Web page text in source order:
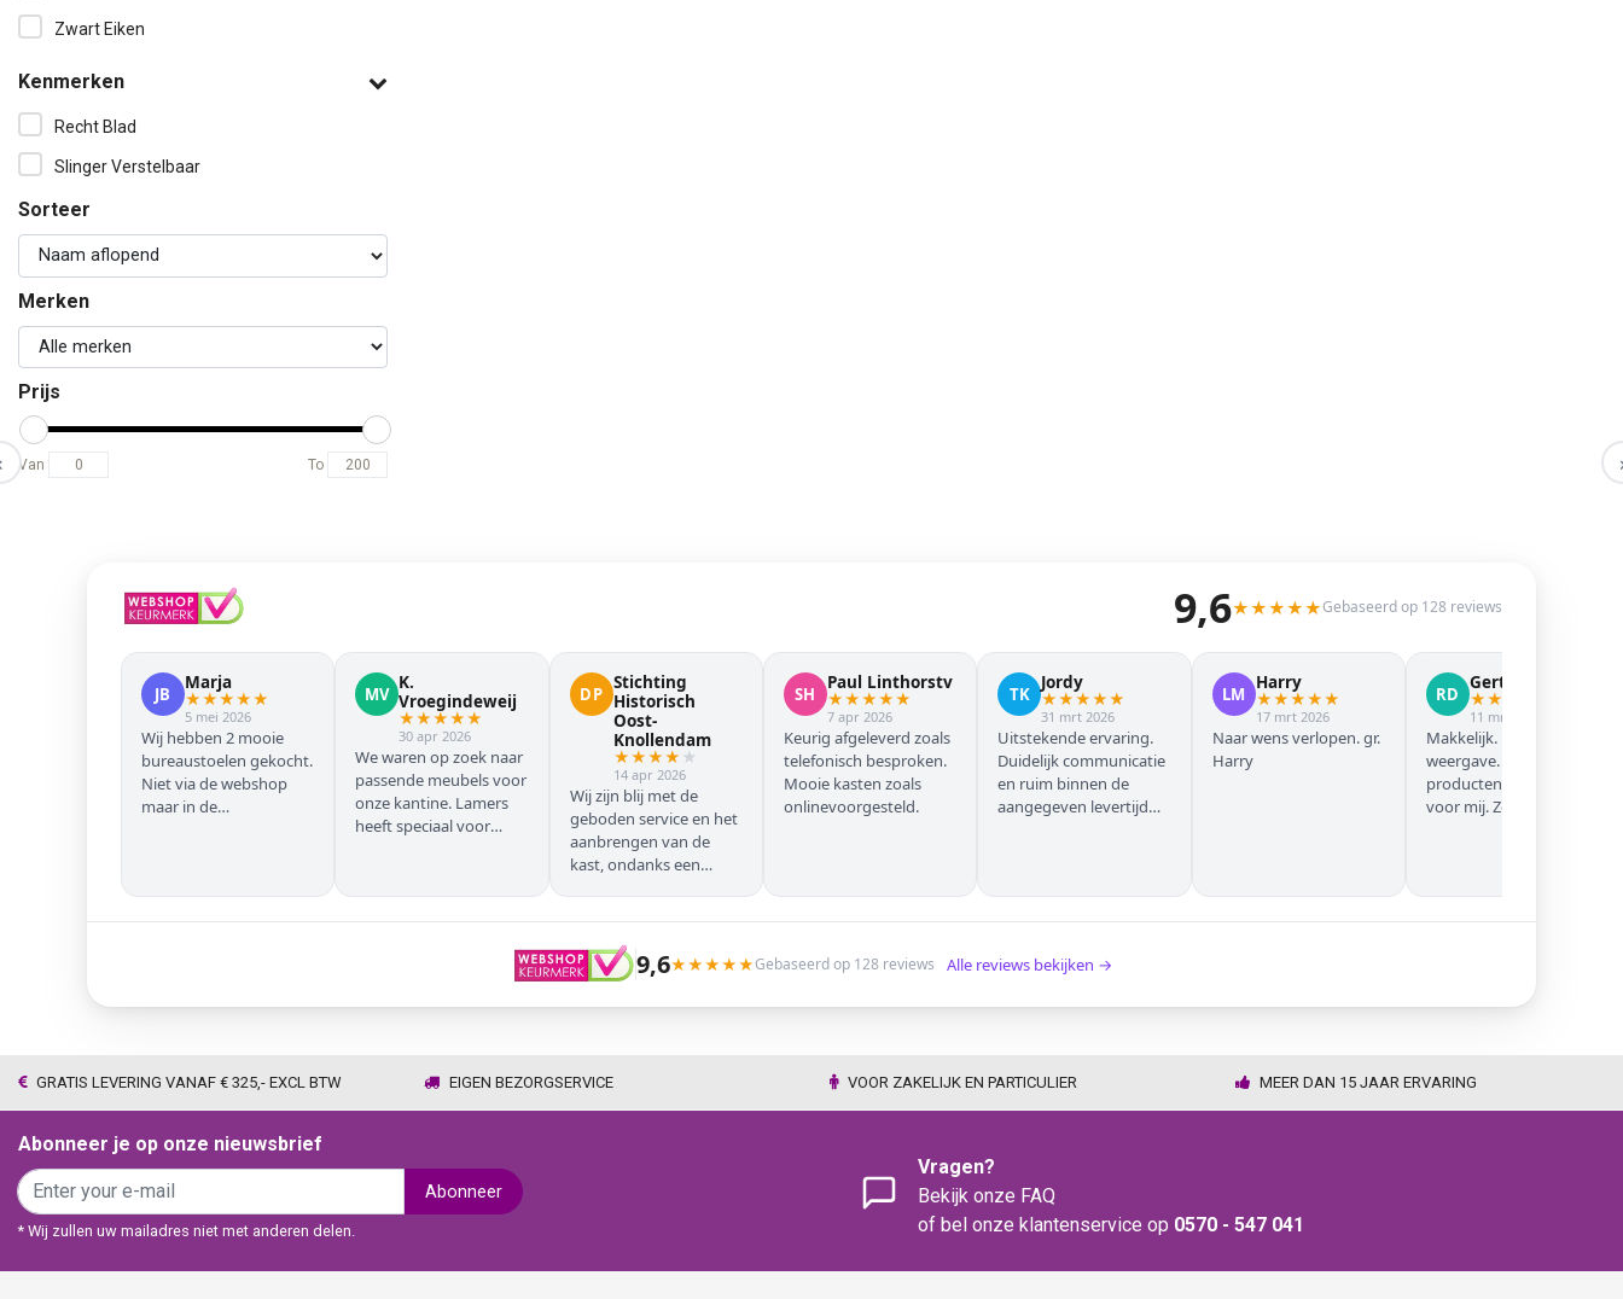
Zwart Eiken
Kenmerken
Recht Blad
Slinger Verstelbaar
Sorteer
Merken
Prijs
Van To
9,6★★★★★Gebaseerd op 128 reviews
JB
Marja
★★★★★
5 mei 2026
Wij hebben 2 mooie
bureaustoelen gekocht.
Niet via de webshop
maar in de
MV
K.
Vroegindeweij
★★★★★
30 apr 2026
We waren op zoek naar
passende meubels voor
onze kantine. Lamers
heeft speciaal voor
zodat we geen beuken
met eiken door elkaar
DP
Stichting
Historisch
Oost-
Knollendam
★★★★ ★
14 apr 2026
Wij zijn blij met de
geboden service en het
aanbrengen van de
kast, ondanks een
wij dit vooraf gemeld),
maar dat ging zonder
problemen. Nogmaals
SH
Paul Linthorstv
★★★★★
7 apr 2026
Keurig afgeleverd zoals
telefonisch besproken.
Mooie kasten zoals
onlinevoorgesteld.
TK
Jordy
★★★★★
31 mrt 2026
Uitstekende ervaring.
Duidelijk communicatie
en ruim binnen de
aangegeven levertijd
LM
Harry
★★★★★
17 mrt 2026
Naar wens verlopen. gr.
Harry
RD
Gert Jan
★★
11 mrt 2026
Makkelijk. Mooie
weergave. Goede
producten. Eerste keer
voor mij. Zeker niet de
9,6★★★★★Gebaseerd op 128 reviews Alle reviews bekijken →
GRATIS LEVERING VANAF € 325,- EXCL BTW EIGEN BEZORGSERVICE VOOR ZAKELIJK EN PARTICULIER MEER DAN 15 JAAR ERVARING
Abonneer je op onze nieuwsbrief
Abonneer
* Wij zullen uw mailadres niet met anderen delen.
Vragen?
Bekijk onze FAQ
of bel onze klantenservice op 0570 - 547 041